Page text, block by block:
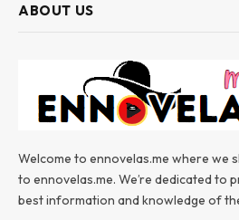
ABOUT US
Welcome to ennovelas.me where we
to ennovelas.me. We’re dedicated to
best information and knowledge of